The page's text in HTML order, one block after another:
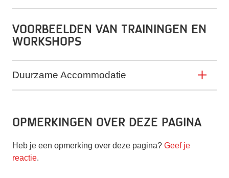
Voorbeelden van trainingen en
workshops
Duurzame Accommodatie
Opmerkingen over deze pagina
Heb je een opmerking over deze pagina? Geef je
reactie.